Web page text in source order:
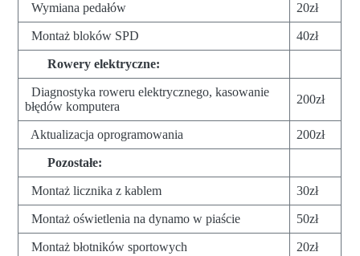
Wymiana pedałów 20zł
Montaż bloków SPD 40zł
Rowery elektryczne:
Diagnostyka roweru elektrycznego, kasowanie
błędów komputera
200zł
Aktualizacja oprogramowania 200zł
Pozostałe:
Montaż licznika z kablem 30zł
Montaż oświetlenia na dynamo w piaście 50zł
Montaż błotników sportowych 20zł